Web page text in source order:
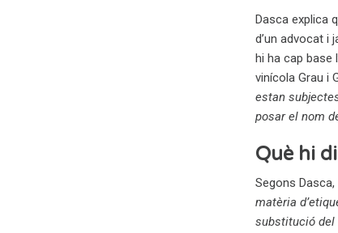
Dasca explica
d’un advocat i
hi ha cap base
vinícola Grau i
estan
posar el nom
Què hi
Segons
matèria
substitució del